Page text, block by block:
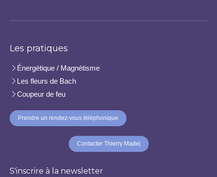
Les pratiques
Énergétique / Magnétisme
Les fleurs de Bach
Coupeur de feu
Prendre un rendez-vous téléphonique
Contacter Thierry Madej
S'inscrire à la newsletter